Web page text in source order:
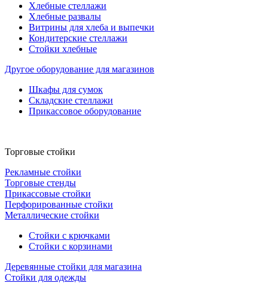
Хлебные стеллажи
Хлебные развалы
Витрины для хлеба и выпечки
Кондитерские стеллажи
Стойки хлебные
Другое оборудование для магазинов
Шкафы для сумок
Складские стеллажи
Прикассовое оборудование
Торговые стойки
Рекламные стойки
Торговые стенды
Прикассовые стойки
Перфорированные стойки
Металлические стойки
Стойки с крючками
Стойки с корзинами
Деревянные стойки для магазина
Стойки для одежды